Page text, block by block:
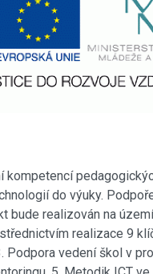
kompetencí
do výuky.
bude realizován na
realizace 9
Podpora vedení škol v